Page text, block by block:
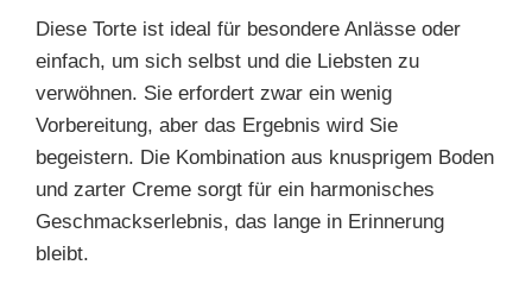
Diese Torte ist ideal für besondere Anlässe oder
einfach, um sich selbst und die Liebsten zu
verwöhnen. Sie erfordert zwar ein wenig
Vorbereitung, aber das Ergebnis wird Sie
begeistern. Die Kombination aus knusprigem Boden
und zarter Creme sorgt für ein harmonisches
Geschmackserlebnis, das lange in Erinnerung
bleibt.